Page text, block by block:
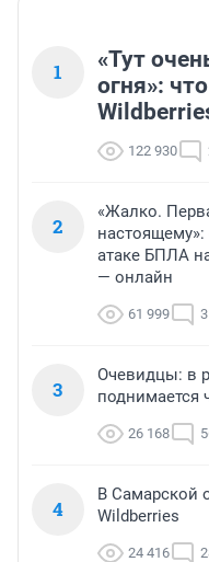
1
«Тут
огня»:
122 930
2
«Жалко.
атаке БПЛА
— онлайн
61 999
3
Очевидцы: в
26 168
4
В Самарской
Wildberries
24 416